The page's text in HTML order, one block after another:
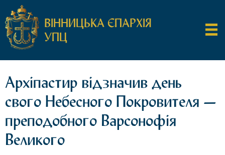
ВІННИЦЬКА ЄПАРХІЯ
УПЦ
Архіпастир відзначив день
свого Небесного Покровителя —
преподобного Варсонофія
Великого